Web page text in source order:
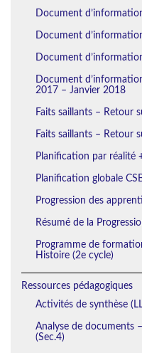
Document
Document
Document
Document
2017 – Janvier 2018
Faits saillants – Retour
Faits saillants – Retour
Planification par réalité
Planification globale
Progression des
Résumé de la
Programme de
Histoire (2e cycle)
Ressources pédagogiques
Activités de synthèse
Analyse de documents
(Sec.4)